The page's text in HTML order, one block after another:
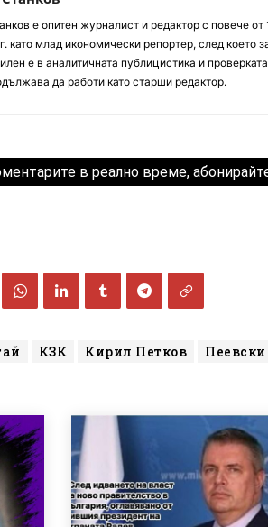
е опитен журналист и редактор с повече
като млад икономически репортер, след
е в аналитичната публицистика и
да работи като старши редактор.
в реално време,
КЗК Кирил Петков Пеевски